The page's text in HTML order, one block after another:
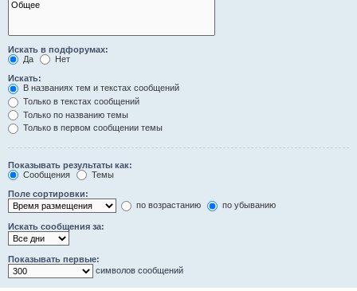
Искать в подфорумах:
Да
Нет
Искать:
В названиях тем и текстах сообщений
Только в текстах сообщений
Только по названию темы
Только в первом сообщении темы
Показывать результаты как:
Сообщения
Темы
Поле сортировки:
по возрастанию
по убыванию
Искать сообщения за:
Показывать первые:
символов сообщений